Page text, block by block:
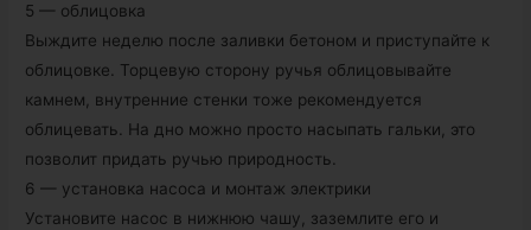
5 — облицовка
Выждите неделю после заливки бетоном и приступайте к
облицовке. Торцевую сторону ручья облицовывайте
камнем, внутренние стенки тоже рекомендуется
облицевать. На дно можно просто насыпать гальки, это
позволит придать ручью природность.
6 — установка насоса и монтаж электрики
Установите насос в нижнюю чашу, заземлите его и